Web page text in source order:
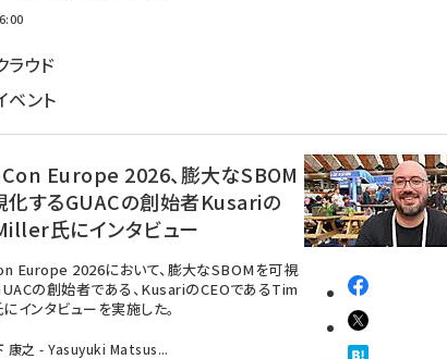
ラウド
ベント
Europe 2026、膨大なSBOM
化するGUACの創始者Kusariの
氏にインタビュー
Europe 2026において、膨大なSBOMを可視
の創始者である、KusariのCEOであるTim
インタビューを実施した。
康之 - Yasuyuki Matsus...